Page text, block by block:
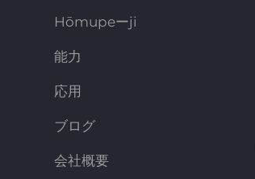
Hōmupeーji
能力
応用
ブログ
会社概要